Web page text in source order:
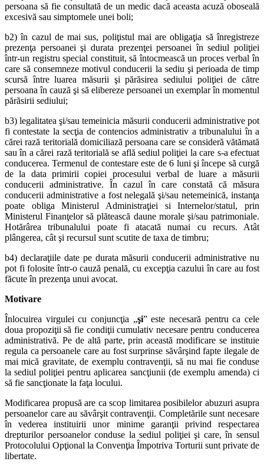
persoana să fie consultată de un medic dacă aceasta acuză oboseală
excesivă sau simptomele unei boli;
b2) în cazul de mai sus, poliţistul mai are obligaţia să înregistreze
prezenţa persoanei şi durata prezenţei persoanei în sediul poliţiei
într-un registru special constituit, să întocmească un proces verbal în
care să consemneze motivul conducerii la sediu şi perioada de timp
scursă între luarea măsurii şi părăsirea sediului poliţiei de către
persoana în cauză şi să elibereze persoanei un exemplar în momentul
părăsirii sediului;
b3) legalitatea şi/sau temeinicia măsurii conducerii administrative pot
fi contestate la secţia de contencios administrativ a tribunalului în a
cărei rază teritorială domiciliază persoana care se consideră vătămată
sau în a cărei rază teritorială se află sediul poliţiei la care s-a efectuat
conducerea. Termenul de contestare este de 6 luni şi începe să curgă
de la data primirii copiei procesului verbal de luare a măsurii
conducerii administrative. În cazul în care constată că măsura
conducerii administrative a fost nelegală şi/sau netemeinică, instanţa
poate obliga Ministerul Administraţiei si Internelor/statul, prin
Ministerul Finanţelor să plătească daune morale şi/sau patrimoniale.
Hotărârea tribunalului poate fi atacată numai cu recurs. Atât
plângerea, cât şi recursul sunt scutite de taxa de timbru;
b4) declaraţiile date pe durata măsurii conducerii administrative nu
pot fi folosite într-o cauză penală, cu excepţia cazului în care au fost
făcute în prezenţa unui avocat.
Motivare
Înlocuirea virgulei cu conjuncţia „şi” este necesară pentru ca cele
doua propoziţii să fie condiţii cumulativ necesare pentru conducerea
administrativă. Pe de altă parte, prin această modificare se instituie
regula ca persoanele care au fost surprinse săvârşind fapte ilegale de
mai mică gravitate, de exemplu contravenţii, să nu mai fie conduse
la sediul poliţiei pentru aplicarea sancţiunii (de exemplu amenda) ci
să fie sancţionate la faţa locului.
Modificarea propusă are ca scop limitarea posibilelor abuzuri asupra
persoanelor care au săvârşit contravenţii. Completările sunt necesare
în vederea instituirii unor minime garanţii privind respectarea
drepturilor persoanelor conduse la sediul poliţiei şi care, în sensul
Protocolului Opţional la Convenţia Împotriva Torturii sunt private de
libertate.